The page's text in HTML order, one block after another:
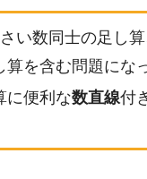
い数同士の足し
を含む問題にな
に便利な数直線付